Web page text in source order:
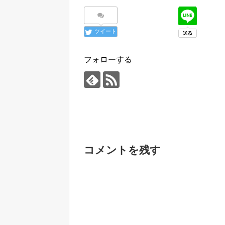
ツイート
フォローする
コメントを残す